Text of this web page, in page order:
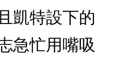
凱特設下的
急忙用嘴吸